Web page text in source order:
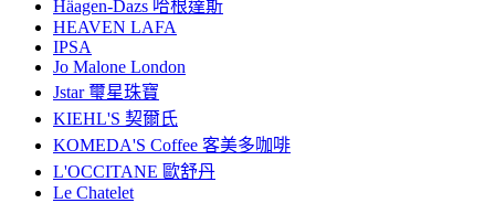
Häagen-Dazs 哈根達斯
HEAVEN LAFA
IPSA
Jo Malone London
Jstar 璽星珠寶
KIEHL'S 契爾氏
KOMEDA'S Coffee 客美多咖啡
L'OCCITANE 歐舒丹
Le Chatelet